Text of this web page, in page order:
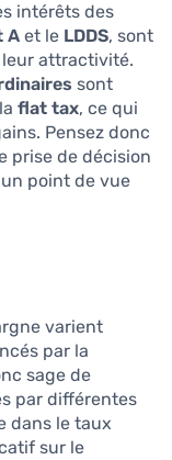
intérêts des
A et le LDDS, sont
leur attractivité.
sont
flat tax, ce qui
Pensez donc
prise de décision
point de vue
varient
par la
sage de
par différentes
dans le taux
sur le